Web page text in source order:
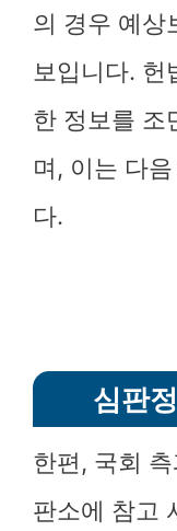
의 경우 예상
보입니다. 헌
한 정보를 조
며, 이는 다
다.
심판
한편, 국회
판소에 참고